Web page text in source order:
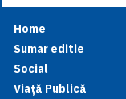
Home
Sumar editie
Social
Viață Publică